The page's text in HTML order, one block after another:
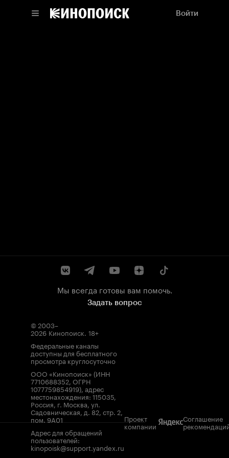
Войти
Мы всегда готовы вам помочь.
Задать вопрос
© 2003–
2026 Кинопоиск. 18+
Федеральные каналы
доступны для бесплатного
просмотра круглосуточно
ООО «Кинопоиск» (ИНН
7710688352, ОГРН
1077759854919), адрес
местонахождения: 115035,
Россия, г. Москва, ул.
Садовническая, д. 82, стр. 2,
пом. 9А01
Адрес для обращений
пользователей:
kinopoisk@support.yandex.ru
Проект
компании
Соглашение